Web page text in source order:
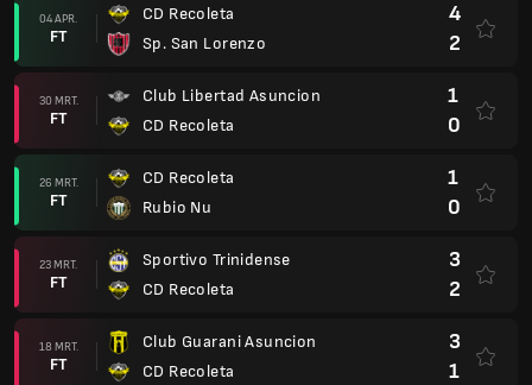
04 APR.
FT
CD Recoleta
Sp. San Lorenzo
4
2
30 MRT.
FT
Club Libertad Asuncion
CD Recoleta
1
0
26 MRT.
FT
CD Recoleta
Rubio Nu
1
0
23 MRT.
FT
Sportivo Trinidense
CD Recoleta
3
2
18 MRT.
FT
Club Guarani Asuncion
CD Recoleta
3
1